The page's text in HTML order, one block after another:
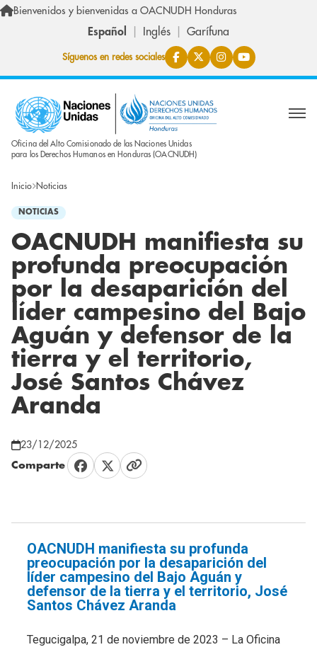
Pasar al contenido principal
Bienvenidos y bienvenidas a OACNUDH Honduras
Español Inglés Garífuna
Síguenos en redes sociales
Oficina del Alto Comisionado de las Naciones Unidas
para los Derechos Humanos en Honduras (OACNUDH)
Inicio Noticias
NOTICIAS
OACNUDH manifiesta su
profunda preocupación
por la desaparición del
líder campesino del Bajo
Aguán y defensor de la
tierra y el territorio,
José Santos Chávez
Aranda
23/12/2025
Comparte
OACNUDH manifiesta su profunda
preocupación por la desaparición del
líder campesino del Bajo Aguán y
defensor de la tierra y el territorio, José
Santos Chávez Aranda
Tegucigalpa, 21 de noviembre de 2023 – La Oficina